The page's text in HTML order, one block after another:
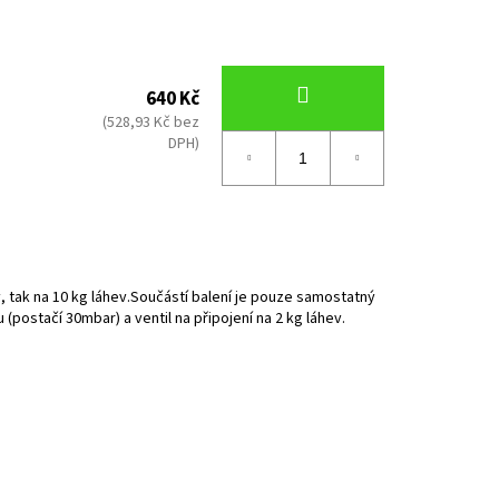
640 Kč
(528,93 Kč bez
DPH)
na 10 kg láhev.Součástí balení je pouze samostatný
30mbar) a ventil na připojení na 2 kg láhev.